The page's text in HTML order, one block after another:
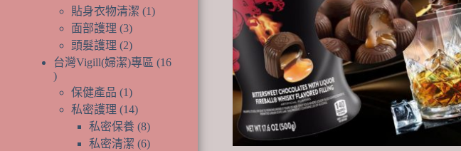
品
產
個
貼身衣物清潔 11
品
面部護理 33
個
產
頭髮護理 22
個
品
台灣Vigill(婦潔)專區
16
16
個
產
保健產品 11
個
產
品
私密護理 1414
個
產
私密保養 88
個
私密清潔 66